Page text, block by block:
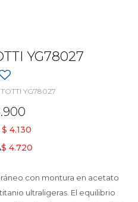
YG78027
YG78027
$ 4.130
$ 4.720
con montura en acetato
ultraligeras. El equilibrio